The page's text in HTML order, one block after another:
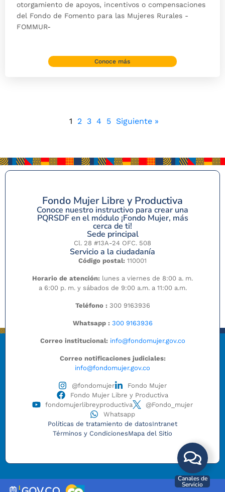
otorgamiento de apoyos, incentivos o compensaciones
del Fondo de Fomento para las Mujeres Rurales -
FOMMUR-
Conoce más
1 2 3 4 5 Siguiente »
Fondo Mujer Libre y Productiva
Conoce nuestro instructivo para crear una
PQRSDF en el módulo ¡Fondo Mujer, más
cerca de ti!
Sede principal
Cl. 28 #13A-24 OFC. 508
Servicio a la ciudadanía
Código postal: 110001
Horario de atención: lunes a viernes de 8:00 a. m.
a 6:00 p. m. y sábados de 9:00 a.m. a 11:00 a.m.
Teléfono : 300 9163936
Whatsapp : 300 9163936
Correo institucional: info@fondomujer.gov.co
Correo notificaciones judiciales:
info@fondomujer.gov.co
@fondomujer
Fondo Mujer
Fondo Mujer Libre y Productiva
fondomujerlibreyproductiva
@Fondo_mujer
Whatsapp
Políticas de tratamiento de datosIntranet
Términos y CondicionesMapa del Sitio
Canales de
Servicio